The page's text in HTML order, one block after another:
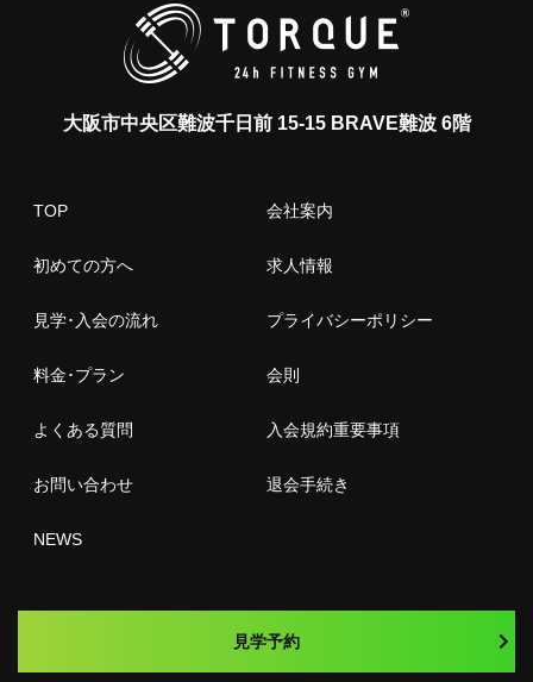
大阪市中央区難波千日前 15-15 BRAVE難波 6階
TOP
初めての方へ
見学･入会の流れ
料金･プラン
よくある質問
お問い合わせ
NEWS
会社案内
求人情報
プライバシーポリシー
会則
入会規約重要事項
退会手続き
見学予約